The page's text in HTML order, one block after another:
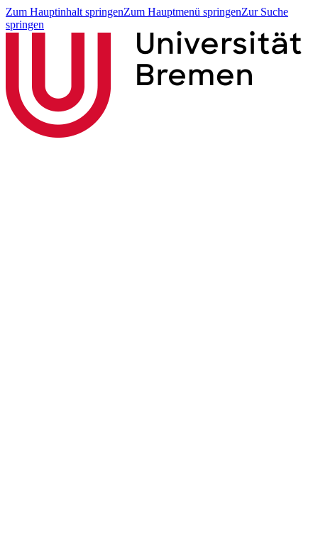
Zum Hauptinhalt springenZum Hauptmenü springenZur Suche
springen